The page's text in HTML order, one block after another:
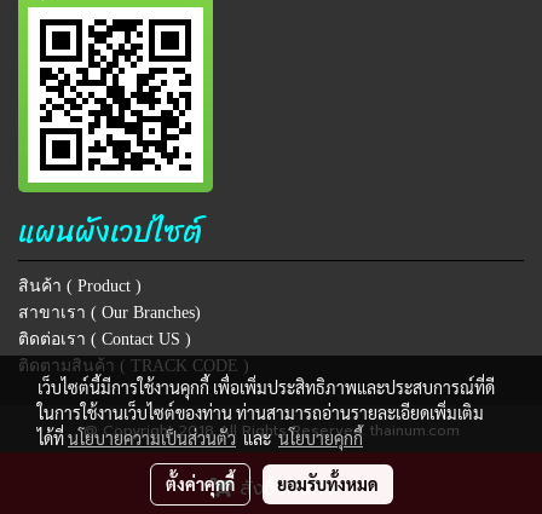
สั่งซื้อสินค้า
แผนผังเวปไซต์
สินค้า ( Product )
สาขาเรา ( Our Branches)
ติดต่อเรา ( Contact US )
ติดตามสินค้า ( TRACK CODE )
@ Copyright 2018 All Rights Reserved. thainum.com
ผู้เข้าชมวันนี้ 2,369
เว็บไซต์นี้มีการใช้งานคุกกี้ เพื่อเพิ่มประสิทธิภาพและประสบการณ์ที่ดี
ในการใช้งานเว็บไซต์ของท่าน ท่านสามารถอ่านรายละเอียดเพิ่มเติม
ได้ที่นโยบายความเป็นส่วนตัว และนโยบายคุกกี้
ตั้งค่าคุกกี้ ยอมรับทั้งหมด